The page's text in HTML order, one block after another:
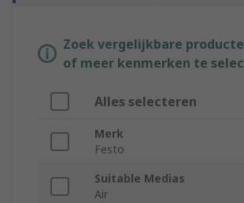
Zoek vergelijkbare
of meer kenmerken te
Alles selecteren
Merk
Festo
Suitable Medias
Air